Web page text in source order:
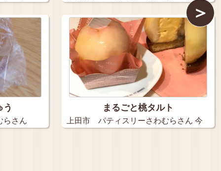
＞
う
らさん
まるごと桃タルト
上田市 パティスリーさわむらさん 今